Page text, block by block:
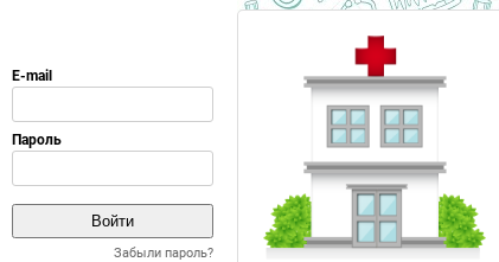
Забыли пароль?